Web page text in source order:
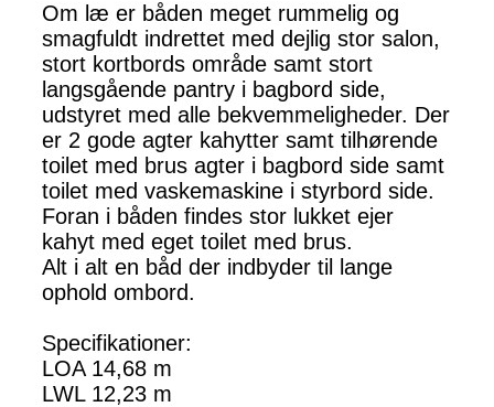
Om læ er båden meget rummelig og
smagfuldt indrettet med dejlig stor salon,
stort kortbords område samt stort
langsgående pantry i bagbord side,
udstyret med alle bekvemmeligheder. Der
er 2 gode agter kahytter samt tilhørende
toilet med brus agter i bagbord side samt
toilet med vaskemaskine i styrbord side.
Foran i båden findes stor lukket ejer
kahyt med eget toilet med brus.
Alt i alt en båd der indbyder til lange
ophold ombord.
Specifikationer:
LOA 14,68 m
LWL 12,23 m